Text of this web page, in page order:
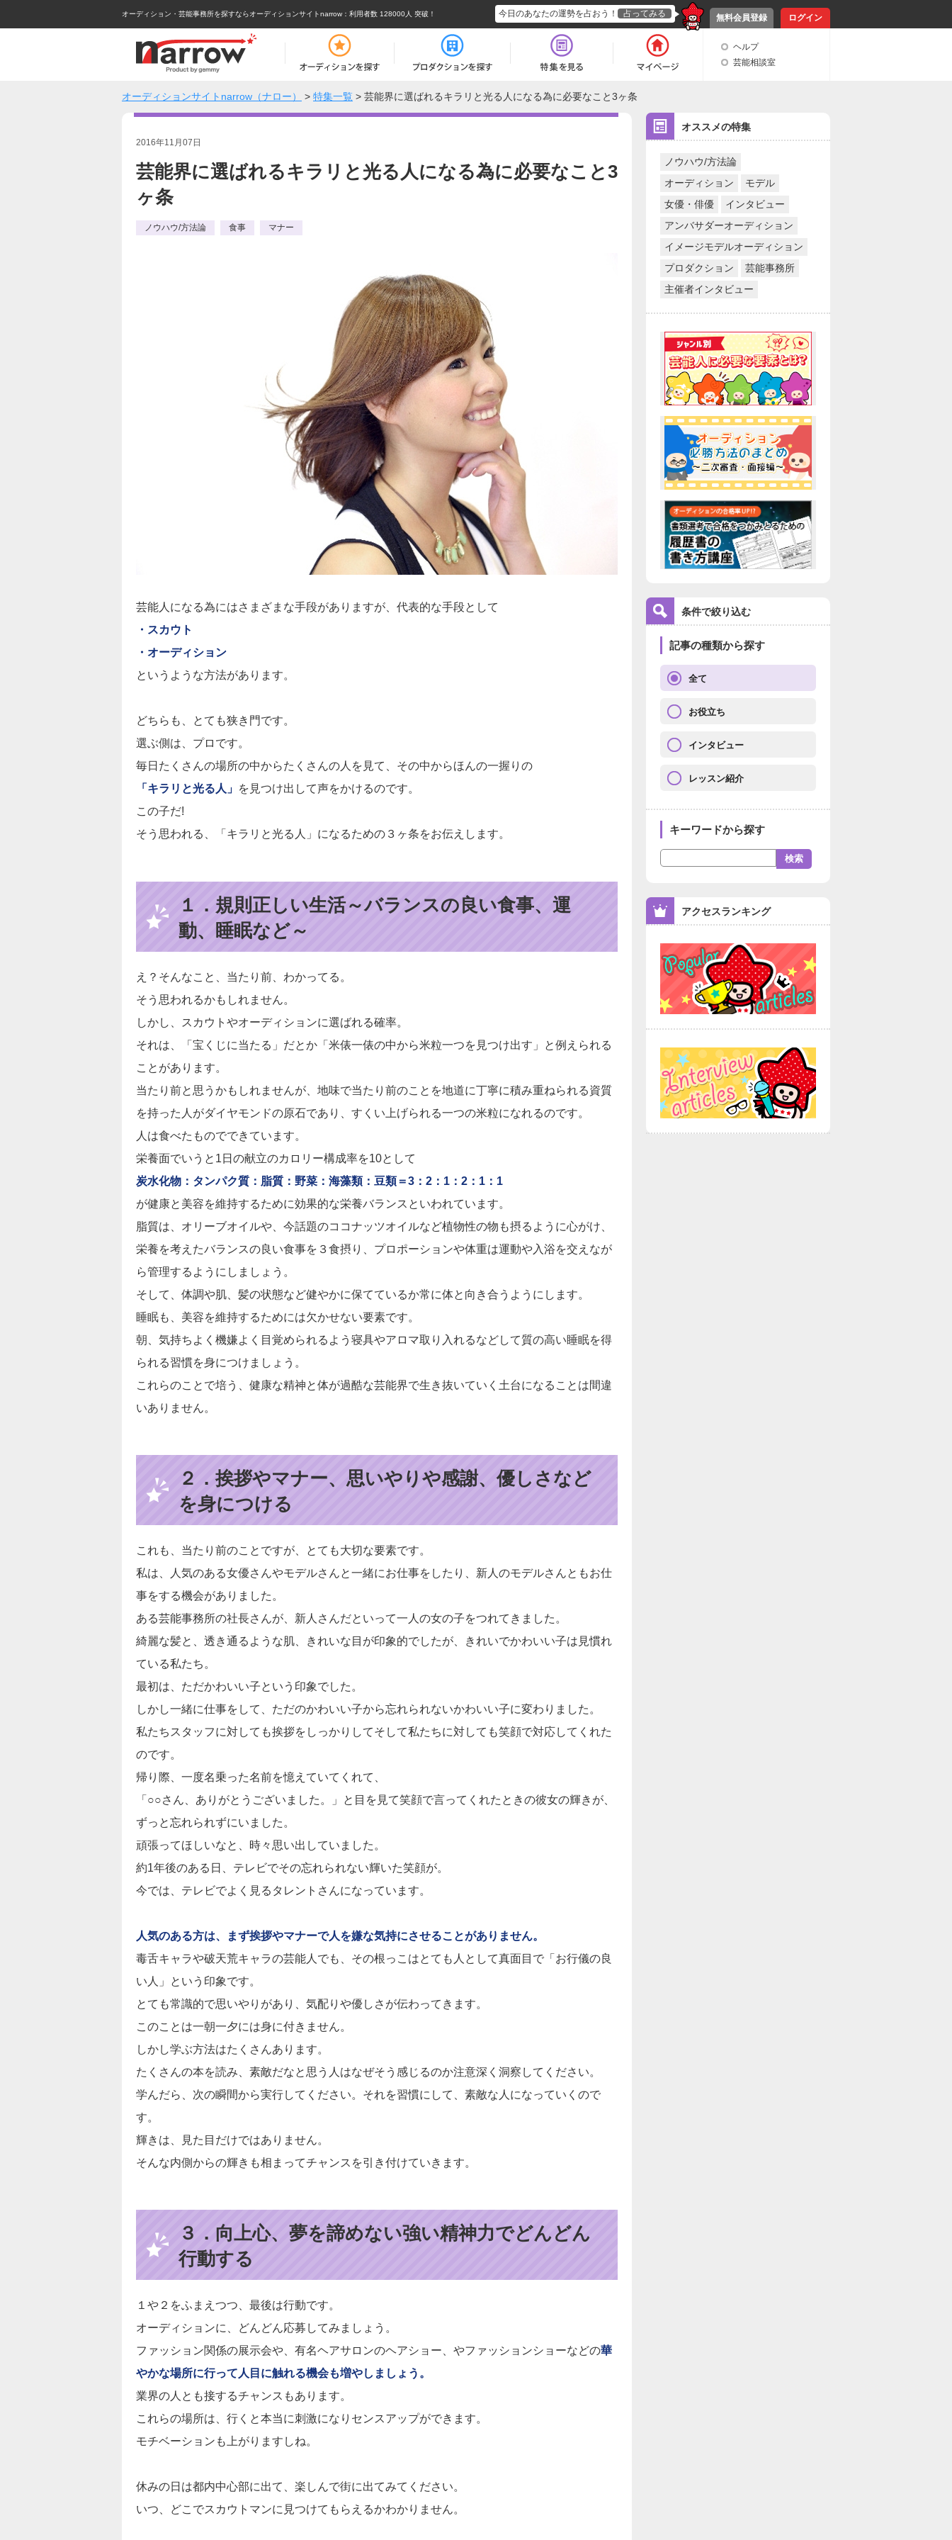
オーディション・芸能事務所を探すならオーディションサイトnarrow ：利用者数 128000人 突破！ 無料会員登録 ログイン
今日のあなたの運勢を占おう！ 占ってみる
ヘルプ
芸能相談室
オーディションサイトnarrow（ナロー） > 特集一覧 > 芸能界に選ばれるキラリと光る人になる為に必要なこと3ヶ条
オススメの特集
ノウハウ/方法論
オーディション
モデル
女優・俳優
インタビュー
アンバサダーオーディション
イメージモデルオーディション
プロダクション
芸能事務所
主催者インタビュー
条件で絞り込む
記事の種類から探す
全て
お役立ち
インタビュー
レッスン紹介
キーワードから探す
アクセスランキング
2016年11月07日
芸能界に選ばれるキラリと光る人になる為に必要なこと3
ヶ条
ノウハウ/方法論 食事 マナー
芸能人になる為にはさまざまな手段がありますが、代表的な手段として
・スカウト
・オーディション
というような方法があります。
どちらも、とても狭き門です。
選ぶ側は、プロです。
毎日たくさんの場所の中からたくさんの人を見て、その中からほんの一握りの
「キラリと光る人」 を見つけ出して声をかけるのです。
この子だ!
そう思われる、「キラリと光る人」になるための３ヶ条をお伝えします。
１．規則正しい生活～バランスの良い食事、運
動、睡眠など～
え？そんなこと、当たり前、わかってる。
そう思われるかもしれません。
しかし、スカウトやオーディションに選ばれる確率。
それは、「宝くじに当たる」だとか「米俵一俵の中から米粒一つを見つけ出す」と例えられる
ことがあります。
当たり前と思うかもしれませんが、地味で当たり前のことを地道に丁寧に積み重ねられる資質
を持った人がダイヤモンドの原石であり、すくい上げられる一つの米粒になれるのです。
人は食べたものでできています。
栄養面でいうと1日の献立のカロリー構成率を10として
炭水化物：タンパク質：脂質：野菜：海藻類：豆類＝3：2：1：2：1：1
が健康と美容を維持するために効果的な栄養バランスといわれています。
脂質は、オリーブオイルや、今話題のココナッツオイルなど植物性の物も摂るように心がけ、
栄養を考えたバランスの良い食事を３食摂り、プロポーションや体重は運動や入浴を交えなが
ら管理するようにしましょう。
そして、体調や肌、髪の状態など健やかに保てているか常に体と向き合うようにします。
睡眠も、美容を維持するためには欠かせない要素です。
朝、気持ちよく機嫌よく目覚められるよう寝具やアロマ取り入れるなどして質の高い睡眠を得
られる習慣を身につけましょう。
これらのことで培う、健康な精神と体が過酷な芸能界で生き抜いていく土台になることは間違
いありません。
２．挨拶やマナー、思いやりや感謝、優しさなど
を身につける
これも、当たり前のことですが、とても大切な要素です。
私は、人気のある女優さんやモデルさんと一緒にお仕事をしたり、新人のモデルさんともお仕
事をする機会がありました。
ある芸能事務所の社長さんが、新人さんだといって一人の女の子をつれてきました。
綺麗な髪と、透き通るような肌、きれいな目が印象的でしたが、きれいでかわいい子は見慣れ
ている私たち。
最初は、ただかわいい子という印象でした。
しかし一緒に仕事をして、ただのかわいい子から忘れられないかわいい子に変わりました。
私たちスタッフに対しても挨拶をしっかりしてそして私たちに対しても笑顔で対応してくれた
のです。
帰り際、一度名乗った名前を憶えていてくれて、
「○○さん、ありがとうございました。」と目を見て笑顔で言ってくれたときの彼女の輝きが、
ずっと忘れられずにいました。
頑張ってほしいなと、時々思い出していました。
約1年後のある日、テレビでその忘れられない輝いた笑顔が。
今では、テレビでよく見るタレントさんになっています。
人気のある方は、まず挨拶やマナーで人を嫌な気持にさせることがありません。
毒舌キャラや破天荒キャラの芸能人でも、その根っこはとても人として真面目で「お行儀の良
い人」という印象です。
とても常識的で思いやりがあり、気配りや優しさが伝わってきます。
このことは一朝一夕には身に付きません。
しかし学ぶ方法はたくさんあります。
たくさんの本を読み、素敵だなと思う人はなぜそう感じるのか注意深く洞察してください。
学んだら、次の瞬間から実行してください。それを習慣にして、素敵な人になっていくので
す。
輝きは、見た目だけではありません。
そんな内側からの輝きも相まってチャンスを引き付けていきます。
３．向上心、夢を諦めない強い精神力でどんどん
行動する
１や２をふまえつつ、最後は行動です。
オーディションに、どんどん応募してみましょう。
ファッション関係の展示会や、有名ヘアサロンのヘアショー、やファッションショーなどの華
やかな場所に行って人目に触れる機会も増やしましょう。
業界の人とも接するチャンスもあります。
これらの場所は、行くと本当に刺激になりセンスアップができます。
モチベーションも上がりますしね。
休みの日は都内中心部に出て、楽しんで街に出てみてください。
いつ、どこでスカウトマンに見つけてもらえるかわかりません。